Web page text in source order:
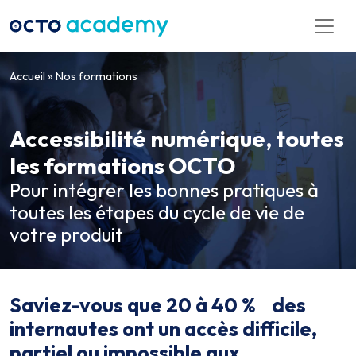
Accueil » Nos formations
Accessibilité numérique, toutes
les formations OCTO
Pour intégrer les bonnes pratiques à
toutes les étapes du cycle de vie de
votre produit
Saviez-vous que 20 à 40 % des
internautes ont un accès difficile,